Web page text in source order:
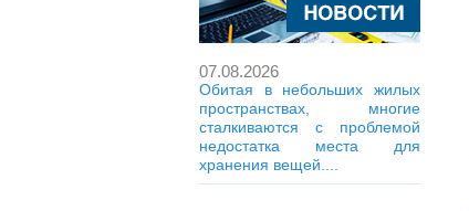
07.08.2026
Обитая в небольших жилых
пространствах, многие
сталкиваются с проблемой
недостатка места для
хранения вещей....